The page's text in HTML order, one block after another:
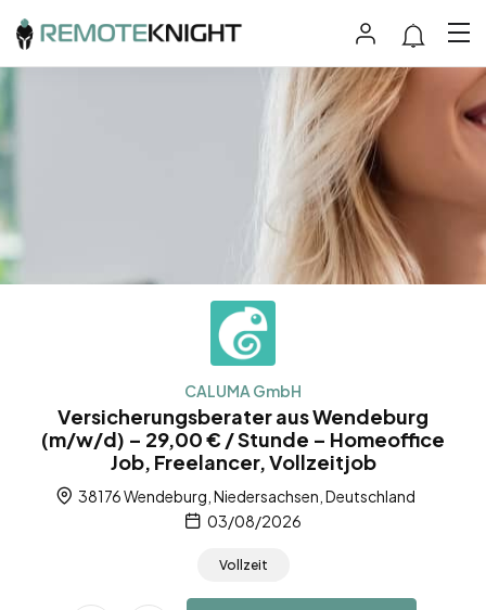
CALUMA GmbH
Versicherungsberater aus Wendeburg
(m/w/d) – 29,00 € / Stunde – Homeoffice
Job, Freelancer, Vollzeitjob
38176 Wendeburg, Niedersachsen, Deutschland
03/08/2026
Vollzeit